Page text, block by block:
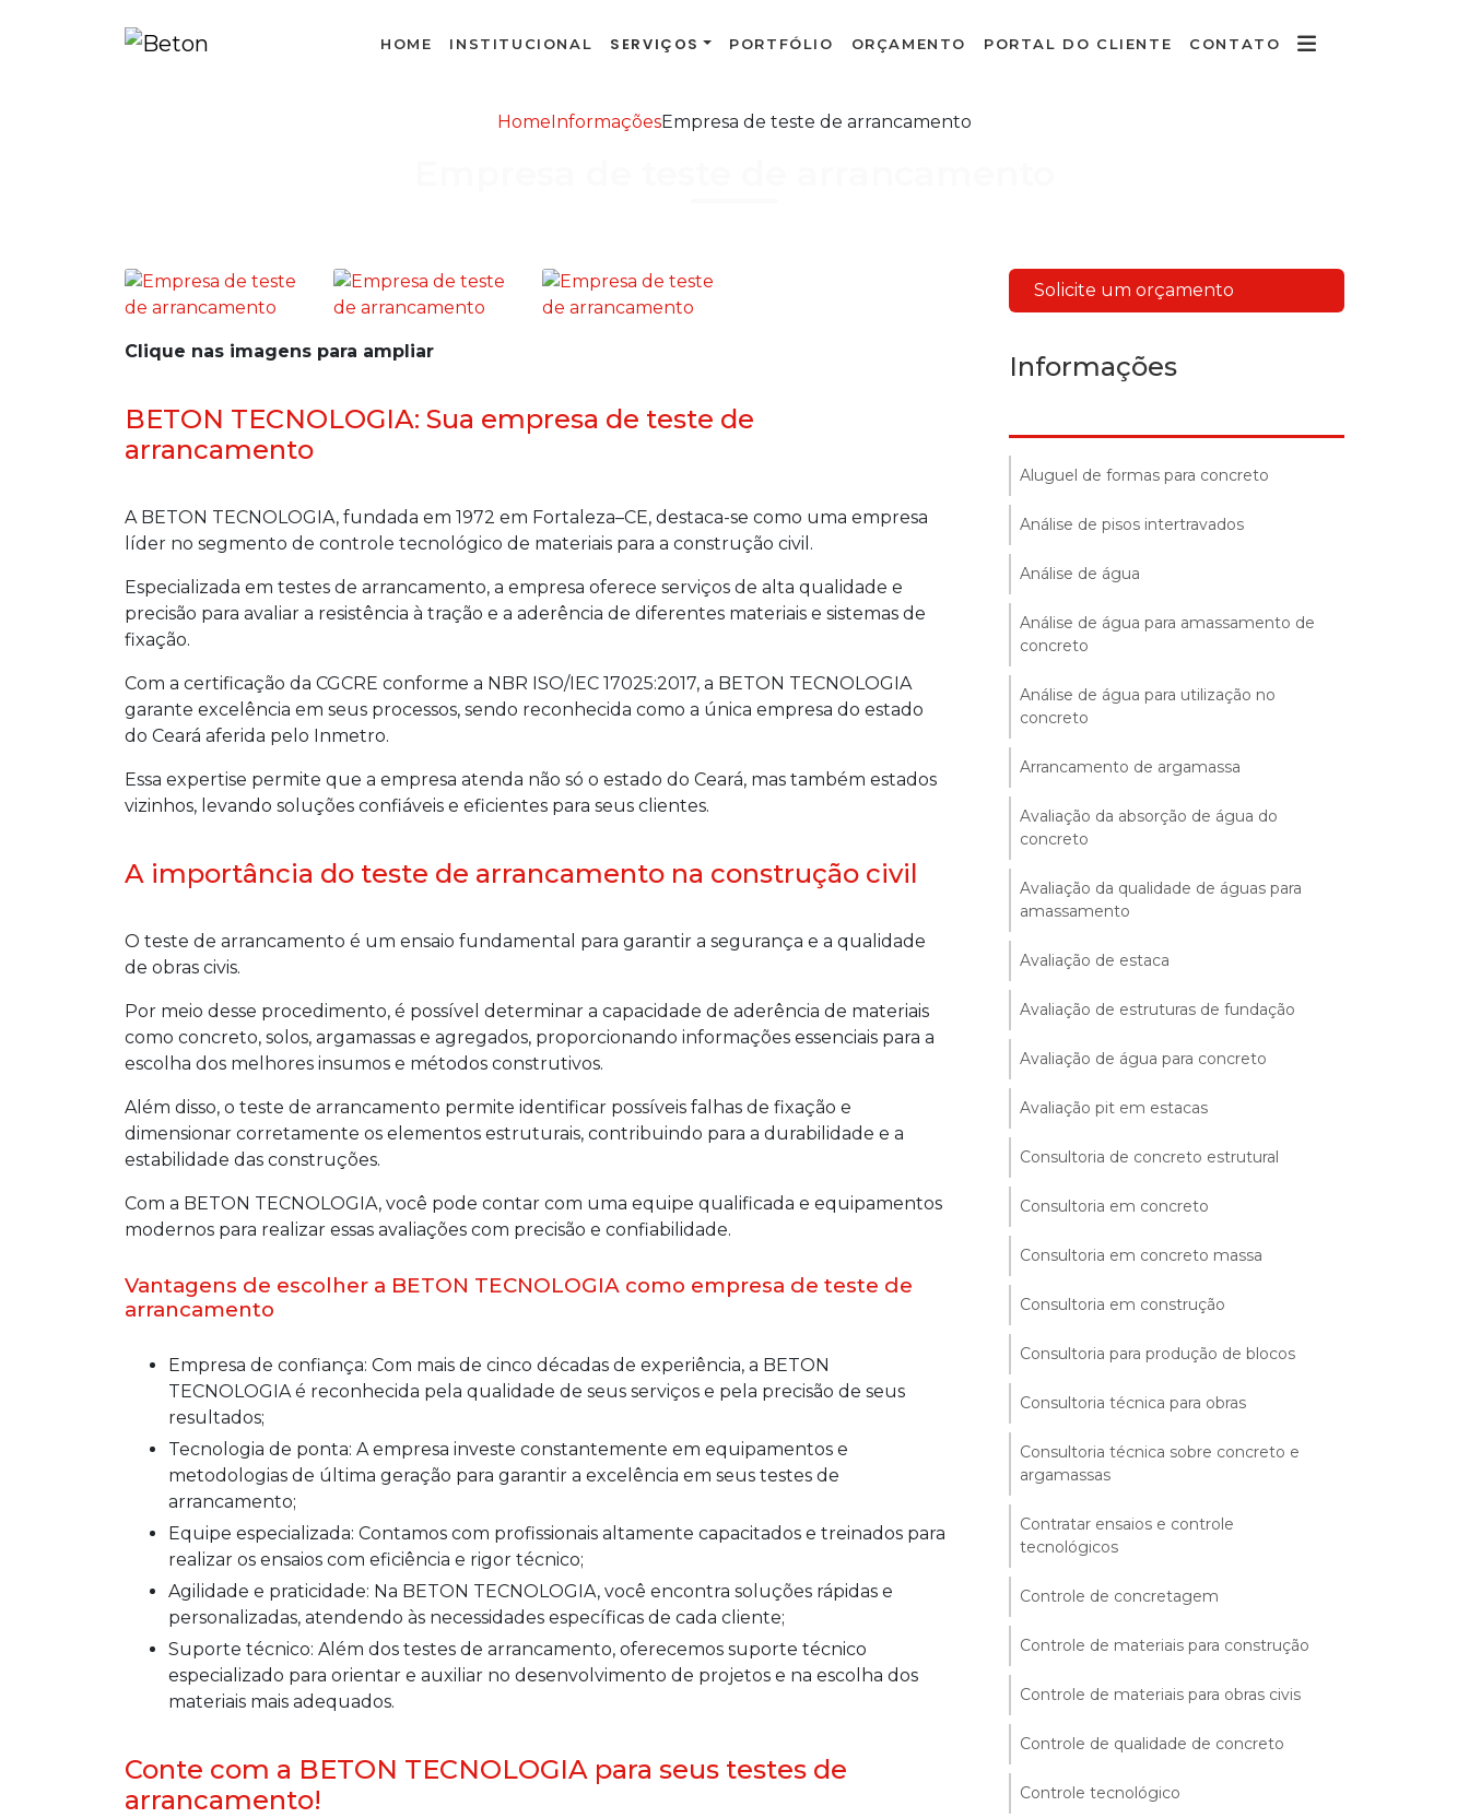
HOME INSTITUCIONAL SERVIÇOS PORTFÓLIO ORÇAMENTO PORTAL DO CLIENTE CONTATO
HomeInformaçõesEmpresa de teste de arrancamento
Clique nas imagens para ampliar
BETON TECNOLOGIA: Sua empresa de teste de
arrancamento
A BETON TECNOLOGIA, fundada em 1972 em Fortaleza–CE, destaca-se como uma empresa
líder no segmento de controle tecnológico de materiais para a construção civil.
Especializada em testes de arrancamento, a empresa oferece serviços de alta qualidade e
precisão para avaliar a resistência à tração e a aderência de diferentes materiais e sistemas de
fixação.
Com a certificação da CGCRE conforme a NBR ISO/IEC 17025:2017, a BETON TECNOLOGIA
garante excelência em seus processos, sendo reconhecida como a única empresa do estado
do Ceará aferida pelo Inmetro.
Essa expertise permite que a empresa atenda não só o estado do Ceará, mas também estados
vizinhos, levando soluções confiáveis e eficientes para seus clientes.
A importância do teste de arrancamento na construção civil
O teste de arrancamento é um ensaio fundamental para garantir a segurança e a qualidade
de obras civis.
Por meio desse procedimento, é possível determinar a capacidade de aderência de materiais
como concreto, solos, argamassas e agregados, proporcionando informações essenciais para a
escolha dos melhores insumos e métodos construtivos.
Além disso, o teste de arrancamento permite identificar possíveis falhas de fixação e
dimensionar corretamente os elementos estruturais, contribuindo para a durabilidade e a
estabilidade das construções.
Com a BETON TECNOLOGIA, você pode contar com uma equipe qualificada e equipamentos
modernos para realizar essas avaliações com precisão e confiabilidade.
Vantagens de escolher a BETON TECNOLOGIA como empresa de teste de
arrancamento
Empresa de confiança: Com mais de cinco décadas de experiência, a BETON
TECNOLOGIA é reconhecida pela qualidade de seus serviços e pela precisão de seus
resultados;
Tecnologia de ponta: A empresa investe constantemente em equipamentos e
metodologias de última geração para garantir a excelência em seus testes de
arrancamento;
Equipe especializada: Contamos com profissionais altamente capacitados e treinados para
realizar os ensaios com eficiência e rigor técnico;
Agilidade e praticidade: Na BETON TECNOLOGIA, você encontra soluções rápidas e
personalizadas, atendendo às necessidades específicas de cada cliente;
Suporte técnico: Além dos testes de arrancamento, oferecemos suporte técnico
especializado para orientar e auxiliar no desenvolvimento de projetos e na escolha dos
materiais mais adequados.
Conte com a BETON TECNOLOGIA para seus testes de
arrancamento!
Solicite um orçamento
Informações
Aluguel de formas para concreto
Análise de pisos intertravados
Análise de água
Análise de água para amassamento de
concreto
Análise de água para utilização no
concreto
Arrancamento de argamassa
Avaliação da absorção de água do
concreto
Avaliação da qualidade de águas para
amassamento
Avaliação de estaca
Avaliação de estruturas de fundação
Avaliação de água para concreto
Avaliação pit em estacas
Consultoria de concreto estrutural
Consultoria em concreto
Consultoria em concreto massa
Consultoria em construção
Consultoria para produção de blocos
Consultoria técnica para obras
Consultoria técnica sobre concreto e
argamassas
Contratar ensaios e controle
tecnológicos
Controle de concretagem
Controle de materiais para construção
Controle de materiais para obras civis
Controle de qualidade de concreto
Controle tecnológico